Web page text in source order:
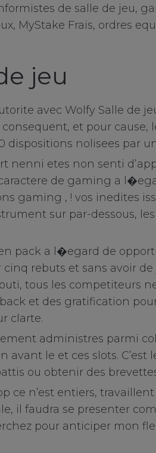
de salle de jeu,
MyStake Frais, ordres
jeu
avec Wolfy Salle de
et pour cause,
nolisees par
nenni etes non senti
de gaming a
gaming , ! vos inedites
sur par-dessous,
pack a l�egard de
rebuts et sans avoir
tous les competiteurs
et des gratification
clarte.
administres parmi
le et ces slots. C’est
ou obtenir des
ce n’est entiers,
il faudra se presenter
pour anticiper mon